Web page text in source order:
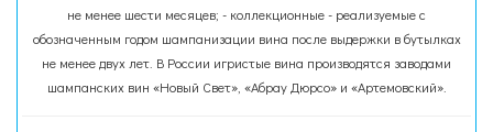
не менее шести месяцев; - коллекционные - реализуемые с
обозначенным годом шампанизации вина после выдержки в бутылках
не менее двух лет. В России игристые вина производятся заводами
шампанских вин «Новый Свет», «Абрау Дюрсо» и «Артемовский».